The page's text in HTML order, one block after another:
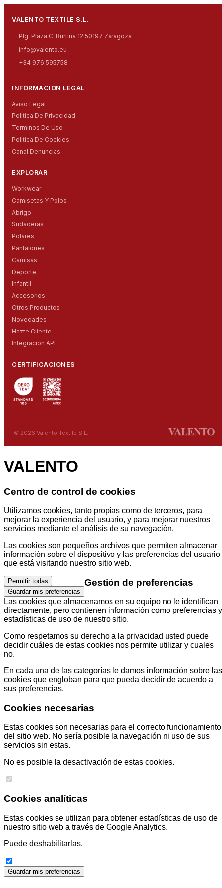
VALENTO TEXTILE S.L.
Plg. Plaza C. Burtina 12 50197 Zaragoza
info@valento.eu
+34 976 595758
INFORMACION LEGAL
Aviso Legal
Politica De Privacidad
Terminos De Uso
Politica De Cookies
Canal Denuncias
EXPLORAR
Workwear
Camisetas Y Polos
Abrigo
Sudaderas
Polares
Pantalones
Camisas
Deporte
Infantil
Accesorios
Otros Productos
Novedades
Hazte Cliente
Integracion API
CERTIFICACIONES
© 2026 Valento Textile S.L.
VALENTO
Centro de control de cookies
Utilizamos cookies, tanto propias como de terceros, para
mejorar la experiencia del usuario, y para mejorar nuestros
servicios mediante el análisis de su navegación.
Las cookies son pequeños archivos que permiten almacenar
información sobre el dispositivo y las preferencias del usuario
que está visitando nuestro sitio web.
Permitir todas
Guardar mis preferencias
Gestión de preferencias
Las cookies que almacenamos en su equipo no le identifican
directamente, pero contienen información como preferencias y
estadísticas de uso de nuestro sitio.
Como respetamos su derecho a la privacidad usted puede
decidir cuáles de estas cookies nos permite utilizar y cuales
no.
En cada una de las categorías le damos información sobre las
cookies que engloban para que pueda decidir de acuerdo a
sus preferencias.
Cookies necesarias
Estas cookies son necesarias para el correcto funcionamiento
del sitio web. No sería posible la navegación ni uso de sus
servicios sin estas.
No es posible la desactivación de estas cookies.
Cookies analíticas
Estas cookies se utilizan para obtener estadísticas de uso de
nuestro sitio web a través de Google Analytics.
Puede deshabilitarlas.
Guardar mis preferencias